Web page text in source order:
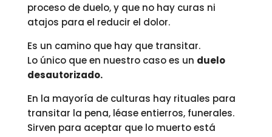
proceso de duelo, y que no hay curas ni
atajos para el reducir el dolor.
Es un camino que hay que transitar.
Lo único que en nuestro caso es un duelo
desautorizado.
En la mayoría de culturas hay rituales para
transitar la pena, léase entierros, funerales.
Sirven para aceptar que lo muerto está